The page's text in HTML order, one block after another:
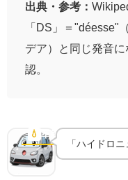
出典・参考：
「DS」＝"déesse"
デア）と同じ発音
認。
💧 革新技術
「ハイドロ